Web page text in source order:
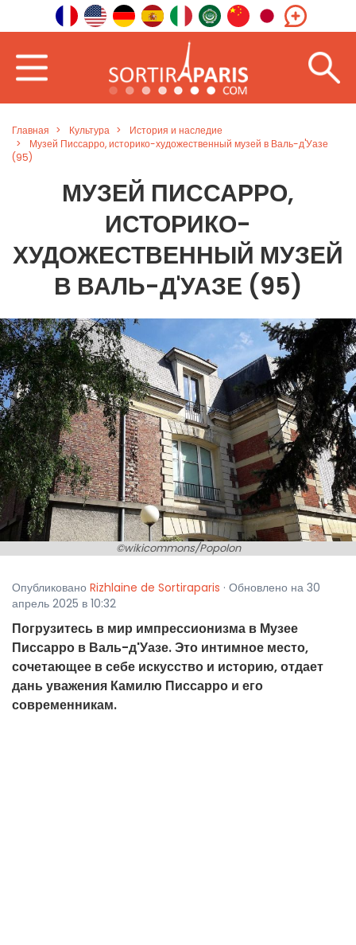
Главная Культура
История и наследие
Музей Писсарро, историко-художественный музей в Валь-д'Уазе
(95)
МУЗЕЙ ПИССАРРО,
ИСТОРИКО-
ХУДОЖЕСТВЕННЫЙ МУЗЕЙ
В ВАЛЬ-Д'УАЗЕ (95)
©wikicommons/Popolon
Опубликовано Rizhlaine de Sortiraparis · Обновлено на 30
апрель 2025 в 10:32
Погрузитесь в мир импрессионизма в Музее
Писсарро в Валь-д'Уазе. Это интимное место,
сочетающее в себе искусство и историю, отдает
дань уважения Камилю Писсарро и его
современникам.